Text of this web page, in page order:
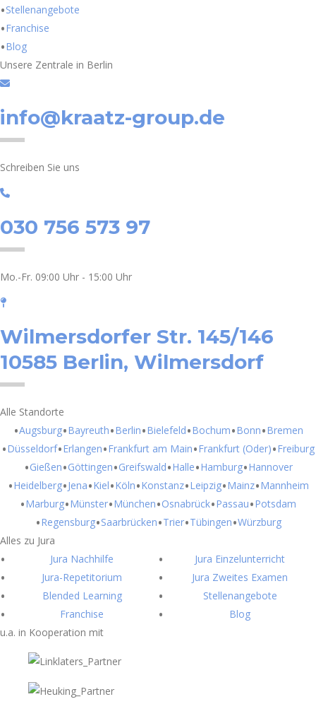
Stellenangebote
Franchise
Blog
Unsere Zentrale in Berlin
info@kraatz-group.de
Schreiben Sie uns
030 756 573 97
Mo.-Fr. 09:00 Uhr - 15:00 Uhr
Wilmersdorfer Str. 145/146
10585 Berlin, Wilmersdorf
Alle Standorte
Augsburg Bayreuth Berlin Bielefeld Bochum Bonn Bremen
Düsseldorf Erlangen Frankfurt am Main Frankfurt (Oder) Freiburg
Gießen Göttingen Greifswald Halle Hamburg Hannover
Heidelberg Jena Kiel Köln Konstanz Leipzig Mainz Mannheim
Marburg Münster München Osnabrück Passau Potsdam
Regensburg Saarbrücken Trier Tübingen Würzburg
Alles zu Jura
Jura Nachhilfe
Jura Einzelunterricht
Jura-Repetitorium
Jura Zweites Examen
Blended Learning
Stellenangebote
Franchise
Blog
u.a. in Kooperation mit